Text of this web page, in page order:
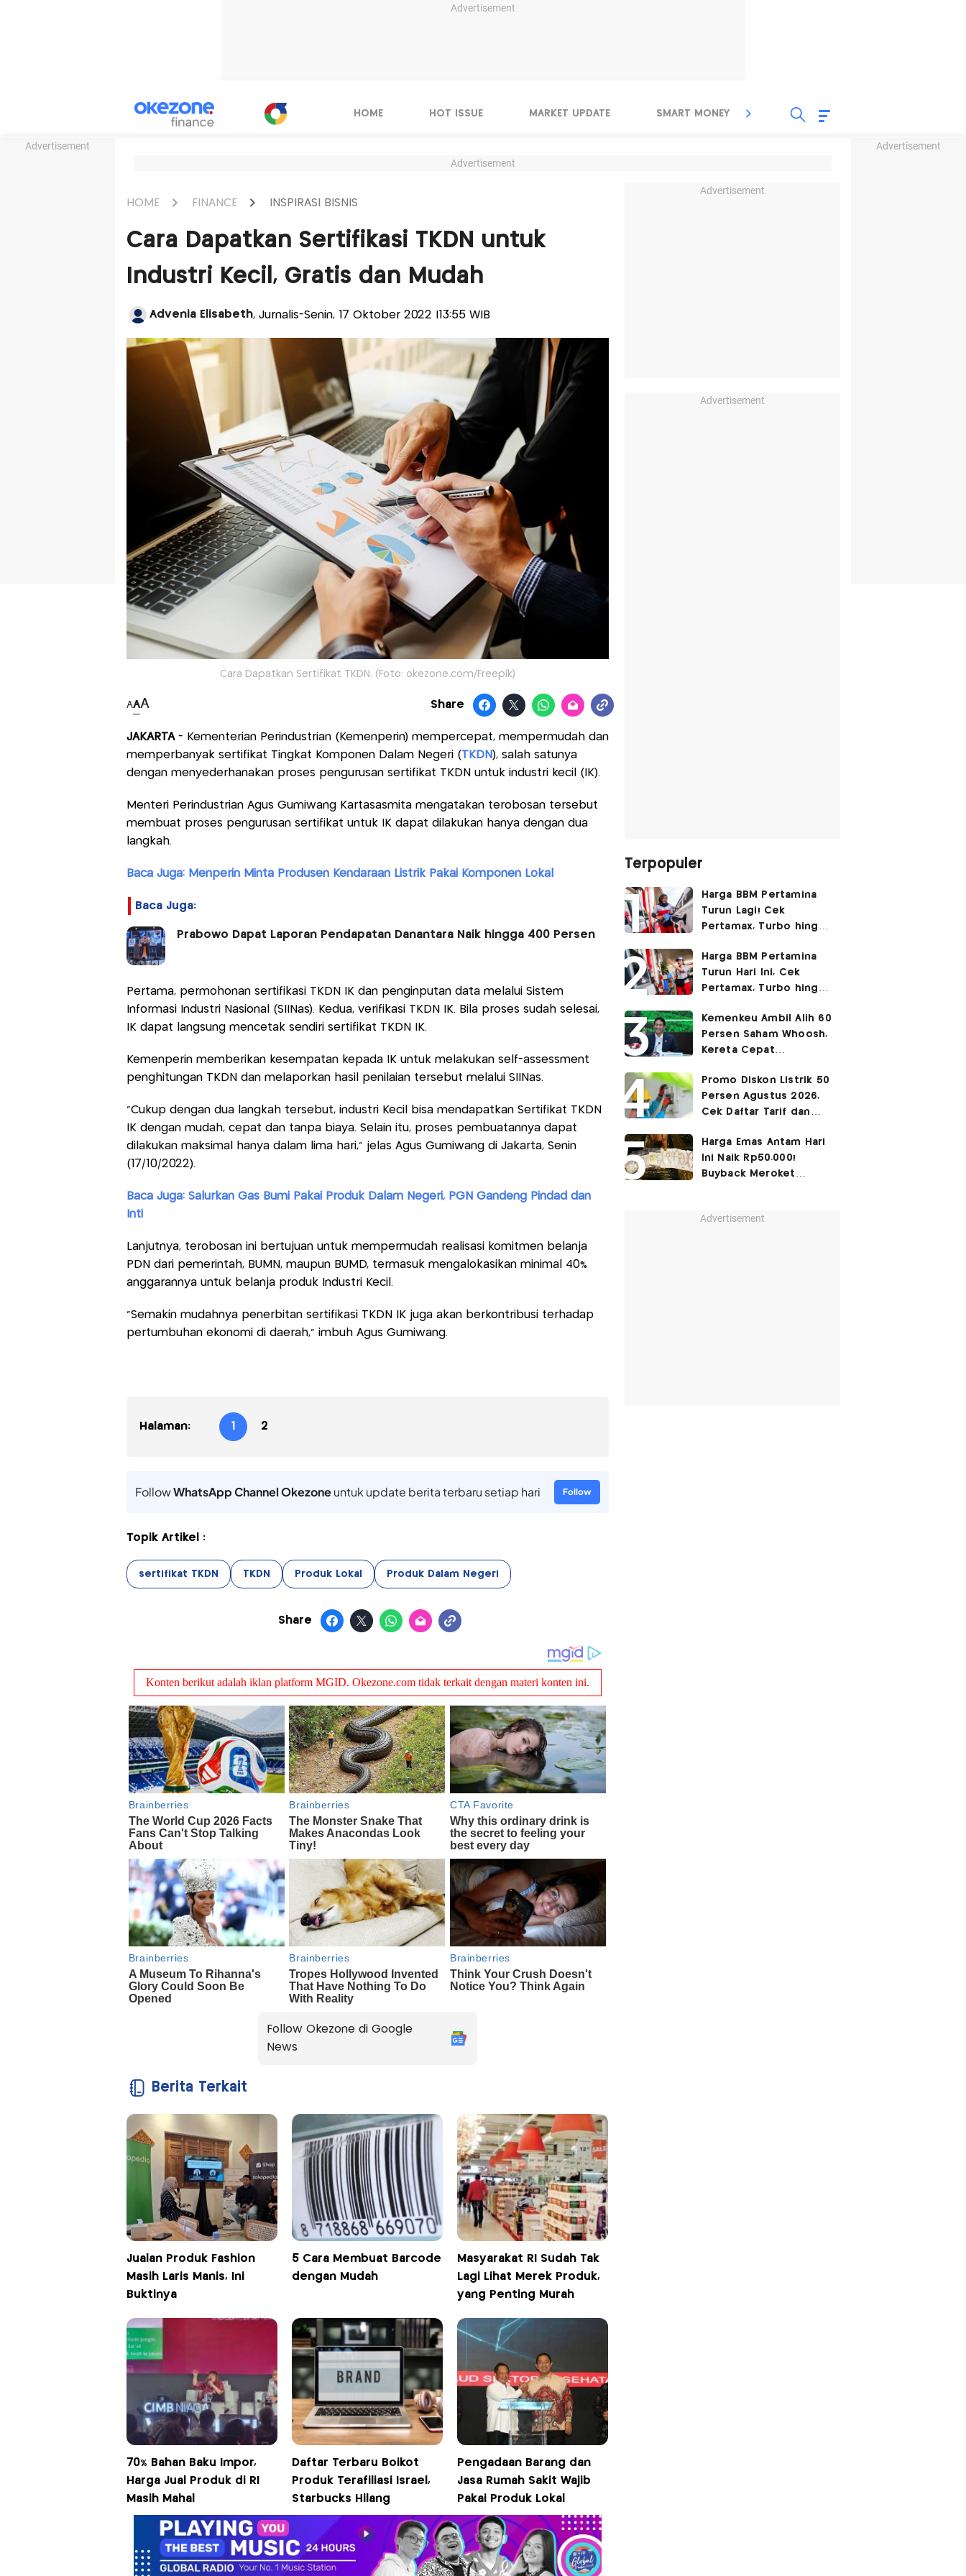
Advertisement
Advertisement Advertisement
HOME HOT ISSUE MARKET UPDATE SMART MONEY INSPIRASI BISNIS
Advertisement
HOME FINANCE INSPIRASI BISNIS
Cara Dapatkan Sertifikasi TKDN untuk
Industri Kecil, Gratis dan Mudah
Advenia Elisabeth, Jurnalis-Senin, 17 Oktober 2022 |13:55 WIB
Cara Dapatkan Sertifikat TKDN. (Foto: okezone.com/Freepik)
AAA Share
JAKARTA - Kementerian Perindustrian (Kemenperin) mempercepat, mempermudah dan
memperbanyak sertifikat Tingkat Komponen Dalam Negeri (TKDN ), salah satunya
dengan menyederhanakan proses pengurusan sertifikat TKDN untuk industri kecil (IK).
Menteri Perindustrian Agus Gumiwang Kartasasmita mengatakan terobosan tersebut
membuat proses pengurusan sertifikat untuk IK dapat dilakukan hanya dengan dua
langkah.
Baca Juga: Menperin Minta Produsen Kendaraan Listrik Pakai Komponen Lokal
Baca Juga:
Prabowo Dapat Laporan Pendapatan Danantara Naik hingga 400 Persen
Pertama, permohonan sertifikasi TKDN IK dan penginputan data melalui Sistem
Informasi Industri Nasional (SIINas). Kedua, verifikasi TKDN IK. Bila proses sudah selesai,
IK dapat langsung mencetak sendiri sertifikat TKDN IK.
Kemenperin memberikan kesempatan kepada IK untuk melakukan self-assessment
penghitungan TKDN dan melaporkan hasil penilaian tersebut melalui SIINas.
"Cukup dengan dua langkah tersebut, industri Kecil bisa mendapatkan Sertifikat TKDN
IK dengan mudah, cepat dan tanpa biaya. Selain itu, proses pembuatannya dapat
dilakukan maksimal hanya dalam lima hari,” jelas Agus Gumiwang di Jakarta, Senin
(17/10/2022).
Baca Juga: Salurkan Gas Bumi Pakai Produk Dalam Negeri, PGN Gandeng Pindad dan
Inti
Lanjutnya, terobosan ini bertujuan untuk mempermudah realisasi komitmen belanja
PDN dari pemerintah, BUMN, maupun BUMD, termasuk mengalokasikan minimal 40%
anggarannya untuk belanja produk Industri Kecil.
"Semakin mudahnya penerbitan sertifikasi TKDN IK juga akan berkontribusi terhadap
pertumbuhan ekonomi di daerah," imbuh Agus Gumiwang.
Halaman: 1 2
FollowWhatsApp Channel Okezoneuntuk update berita terbaru setiap hari Follow
Topik Artikel :
sertifikat TKDN TKDN Produk Lokal Produk Dalam Negeri
Share
Follow Okezone di Google
News
Berita Terkait
Jualan Produk Fashion
Masih Laris Manis, Ini
Buktinya
5 Cara Membuat Barcode
dengan Mudah
Masyarakat RI Sudah Tak
Lagi Lihat Merek Produk,
yang Penting Murah
70% Bahan Baku Impor,
Harga Jual Produk di RI
Masih Mahal
Daftar Terbaru Boikot
Produk Terafiliasi Israel,
Starbucks Hilang
Pengadaan Barang dan
Jasa Rumah Sakit Wajib
Pakai Produk Lokal
Advertisement
Advertisement
Terpopuler
Harga BBM Pertamina
Turun Lagi! Cek
Pertamax, Turbo hingga
Agustus 2026
Harga BBM Pertamina
Turun Hari Ini, Cek
Pertamax, Turbo hingga
2026
Kemenkeu Ambil Alih 60
Persen Saham Whoosh,
Kereta Cepat
Surabaya
Promo Diskon Listrik 50
Persen Agustus 2026,
Cek Daftar Tarif dan
Harga Emas Antam Hari
Ini Naik Rp50.000!
Buyback Meroket
Advertisement